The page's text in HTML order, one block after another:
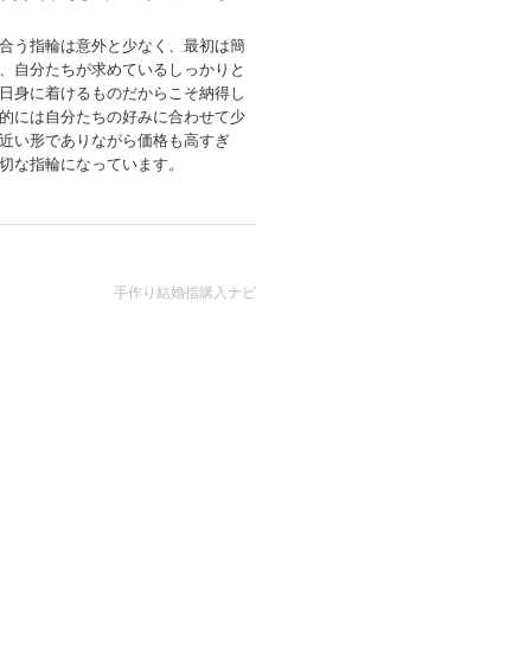
う指輪は意外と少なく、最初は簡
自分たちが求めているしっかりと
身に着けるものだからこそ納得し
には自分たちの好みに合わせて少
い形でありながら価格も高すぎ
な指輪になっています。
手作り結婚指購入ナビ